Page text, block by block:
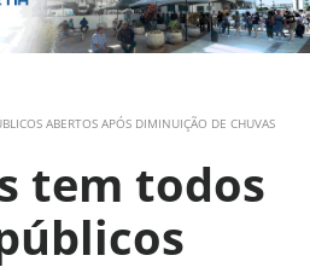
ABERTOS APÓS DIMINUIÇÃO DE CHUVAS
tem todos